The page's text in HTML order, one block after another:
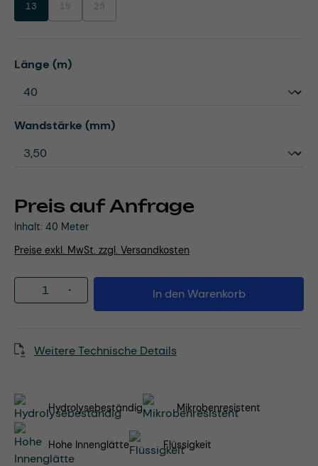
Preis auf Anfrage
Inhalt: 40 Meter
Preise exkl. MwSt. zzgl. Versandkosten
13 19(Diese Option ist zurzeit nicht verfügbar.)
25(Diese Option ist zurzeit nicht verfügbar.)
Länge (m)auswählen
Wandstärke (mm)auswählen
Produkt Anzahl: Gib den gewünschten
In den Warenkorb
Weitere Technische Details
Hydrolysebeständig Mikrobenresistent
Hohe Innenglätte Flüssigkeit